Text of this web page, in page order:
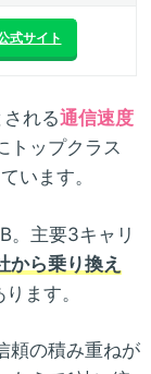
式サイト
れる通信速度
トップクラス
います。
。主要3キャリ
から乗り換え
ます。
頼の積み重ねが